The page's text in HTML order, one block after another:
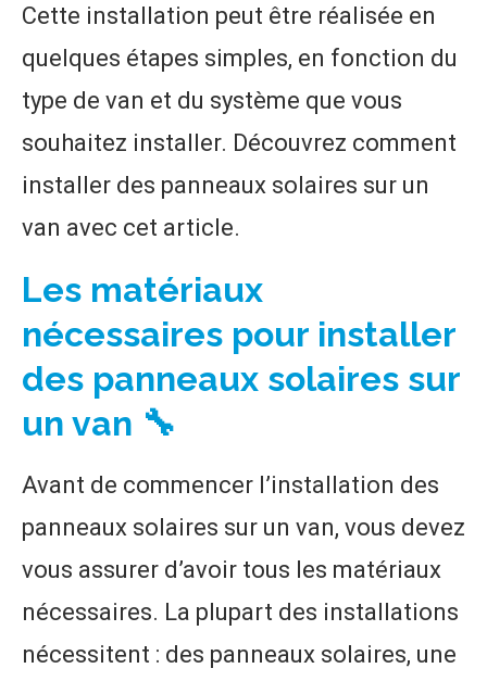
Cette installation peut être réalisée en
quelques étapes simples, en fonction du
type de van et du système que vous
souhaitez installer. Découvrez comment
installer des panneaux solaires sur un
van avec cet article.
Les matériaux
nécessaires pour installer
des panneaux solaires sur
un van 🔧
Avant de commencer l’installation des
panneaux solaires sur un van, vous devez
vous assurer d’avoir tous les matériaux
nécessaires. La plupart des installations
nécessitent : des panneaux solaires, une